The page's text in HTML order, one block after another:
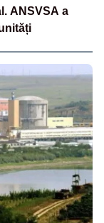
ANSVSA a